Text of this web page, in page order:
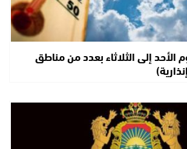
الأحد إلى الثلاثاء بعدد من مناطق